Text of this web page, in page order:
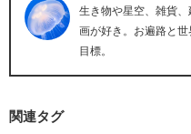
生き物や星空、雑貨
画が好き。お遍路と
目標。
関連タグ